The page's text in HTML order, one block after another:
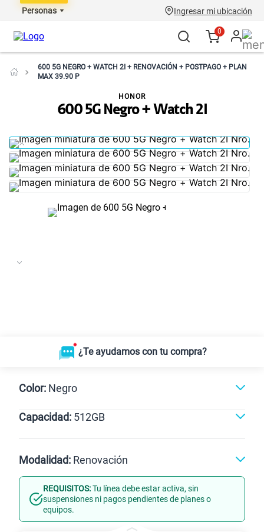
Personas Ingresar mi ubicación
0
600 5G NEGRO + WATCH 2I + RENOVACIÓN + POSTPAGO + PLAN
MAX 39.90 P
600 5G Negro + Watch 2I
HONOR
¿Te ayudamos con tu compra?
Color: Negro
Naranja
Capacidad: 512GB
512GB
Modalidad: Renovación
Línea Nueva Portabilidad
REQUISITOS:Tu línea debe estar activa, sin
suspensiones ni pagos pendientes de planes o
equipos.